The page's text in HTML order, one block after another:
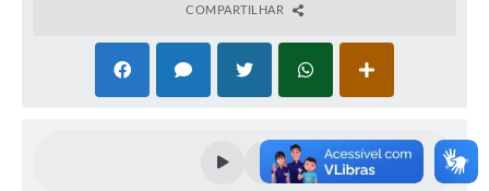
COMPARTILHAR